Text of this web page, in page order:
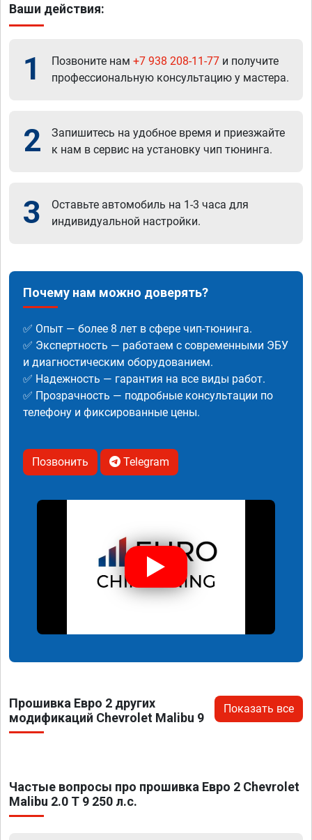
Ваши действия:
1 Позвоните нам +7 938 208-11-77 и получите
профессиональную консультацию у мастера.
2
Запишитесь на удобное время и приезжайте
к нам в сервис на установку чип тюнинга.
3
Оставьте автомобиль на 1-3 часа для
индивидуальной настройки.
Почему нам можно доверять?
✅ Опыт — более 8 лет в сфере чип-тюнинга.
✅ Экспертность — работаем с современными ЭБУ
и диагностическим оборудованием.
✅ Надежность — гарантия на все виды работ.
✅ Прозрачность — подробные консультации по
телефону и фиксированные цены.
Позвонить Telegram
Прошивка Евро 2 других
модификаций Chevrolet Malibu 9
Показать все
Частые вопросы про прошивка Евро 2 Chevrolet
Malibu 2.0 T 9 250 л.с.